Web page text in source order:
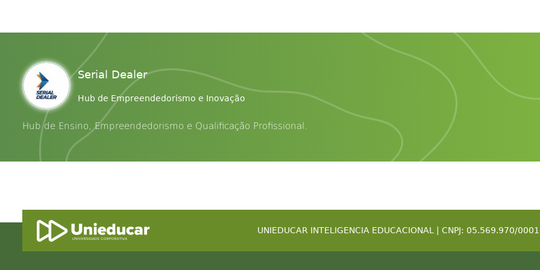
Serial Dealer
Hub de Empreendedorismo e Inovação
Hub de Ensino, Empreendedorismo e Qualificação Profissional.
UNIEDUCAR INTELIGENCIA EDUCACIONAL | CNPJ: 05.569.970/